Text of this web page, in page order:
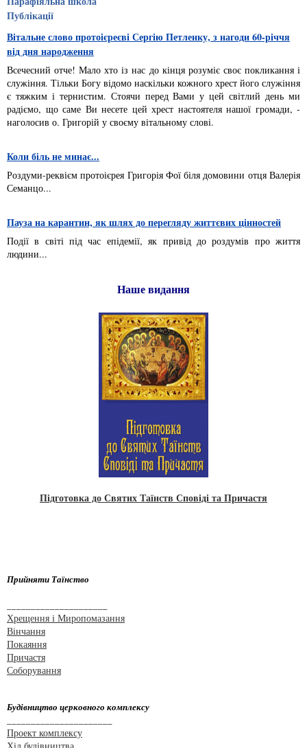
Публікації
Вітальне слово протоієреєві Сергію Петленку, з нагоди 60-річчя
від дня народження
Всечесний отче! Мало хто із нас до кінця розуміє своє покликання і
служіння. Тільки Богу відомо наскільки кожного хрест його служіння
є тяжким і тернистим. Стоячи перед Вами у цей світлий день ми
радіємо, що саме Ви несете цей хрест настоятеля нашої громади, -
наголосив о. Григорій у своєму вітальному слові.
Коли біль не минає...
Роздуми-реквієм протоієрея Григорія Фої біля домовини отця Валерія
Семанцо...
Пауза на карантин, як шлях до перегляду життєвих цінностей
Події в світі під час епідемії, як привід до роздумів про життя
людини...
Наше видання
Підготовка до Святих Таїнств Сповіді та Причастя
Прийняти Таїнство
Хрещення і Миропомазання
Вінчання
Покаяння
Причастя
Соборування
Будівництво церковного комплексу
Проект комплексу